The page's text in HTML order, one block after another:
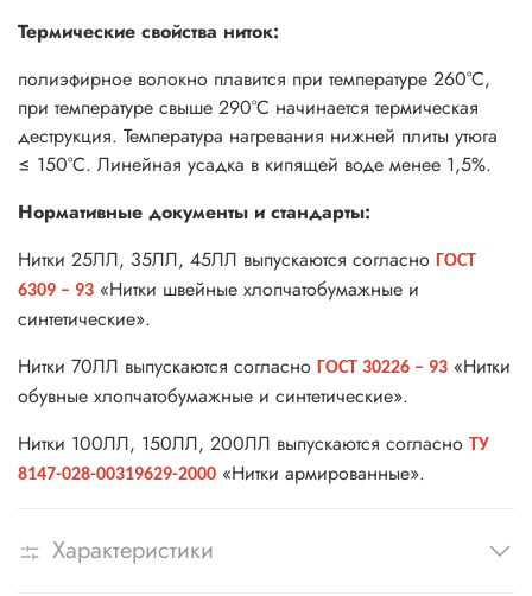
Термические свойства ниток:
полиэфирное волокно плавится при температуре 260°С,
при температуре свыше 290°С начинается термическая
деструкция. Температура нагревания нижней плиты утюга
≤ 150°С. Линейная усадка в кипящей воде менее 1,5%.
Нормативные документы и стандарты:
Нитки 25ЛЛ, 35ЛЛ, 45ЛЛ выпускаются согласно ГОСТ
6309 – 93 «Нитки швейные хлопчатобумажные и
синтетические».
Нитки 70ЛЛ выпускаются согласно ГОСТ 30226 – 93 «Нитки
обувные хлопчатобумажные и синтетические».
Нитки 100ЛЛ, 150ЛЛ, 200ЛЛ выпускаются согласно ТУ
8147-028-00319629-2000 «Нитки армированные».
Характеристики